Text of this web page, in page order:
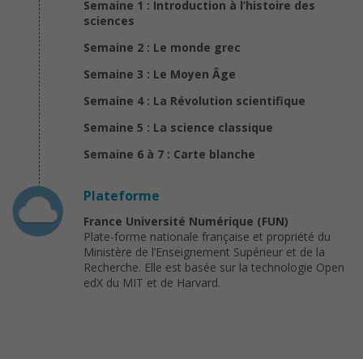
Semaine 1 : Introduction à l’histoire des
sciences
Semaine 2 : Le monde grec
Semaine 3 : Le Moyen Âge
Semaine 4 : La Révolution scientifique
Semaine 5 : La science classique
Semaine 6 à 7 : Carte blanche
Plateforme
France Université Numérique (FUN)
Plate-forme nationale française et propriété du
Ministère de l’Enseignement Supérieur et de la
Recherche. Elle est basée sur la technologie Open
edX du MIT et de Harvard.